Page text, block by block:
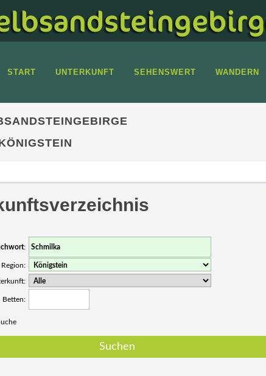
START UNTERKUNFT SEHENSWERT WANDERN
:
Region:
Betten: